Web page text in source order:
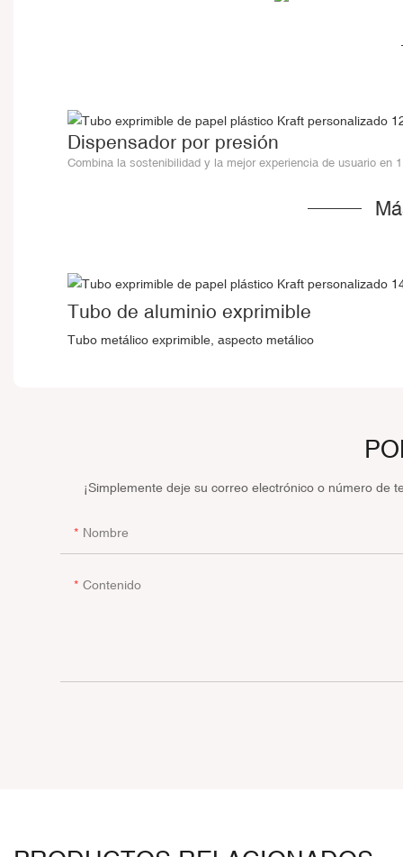
Dispensador por presión
Combina la sostenibilidad y la mejor experiencia de usuario en 1
Tubo de aluminio exprimible
Tubo metálico exprimible, aspecto metálico
¡Simplemente deje su correo electrónico o número
Nombre
Contenido